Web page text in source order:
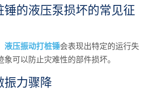
锤的液压泵损坏的常见征
液压振动打桩锤会表现出特定的运行失
可以防止灾难性的部件损坏。
振力骤降